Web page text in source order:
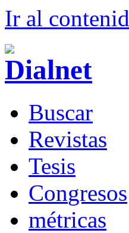
Ir al contenid
Buscar
Revistas
Tesis
Congresos
métricas